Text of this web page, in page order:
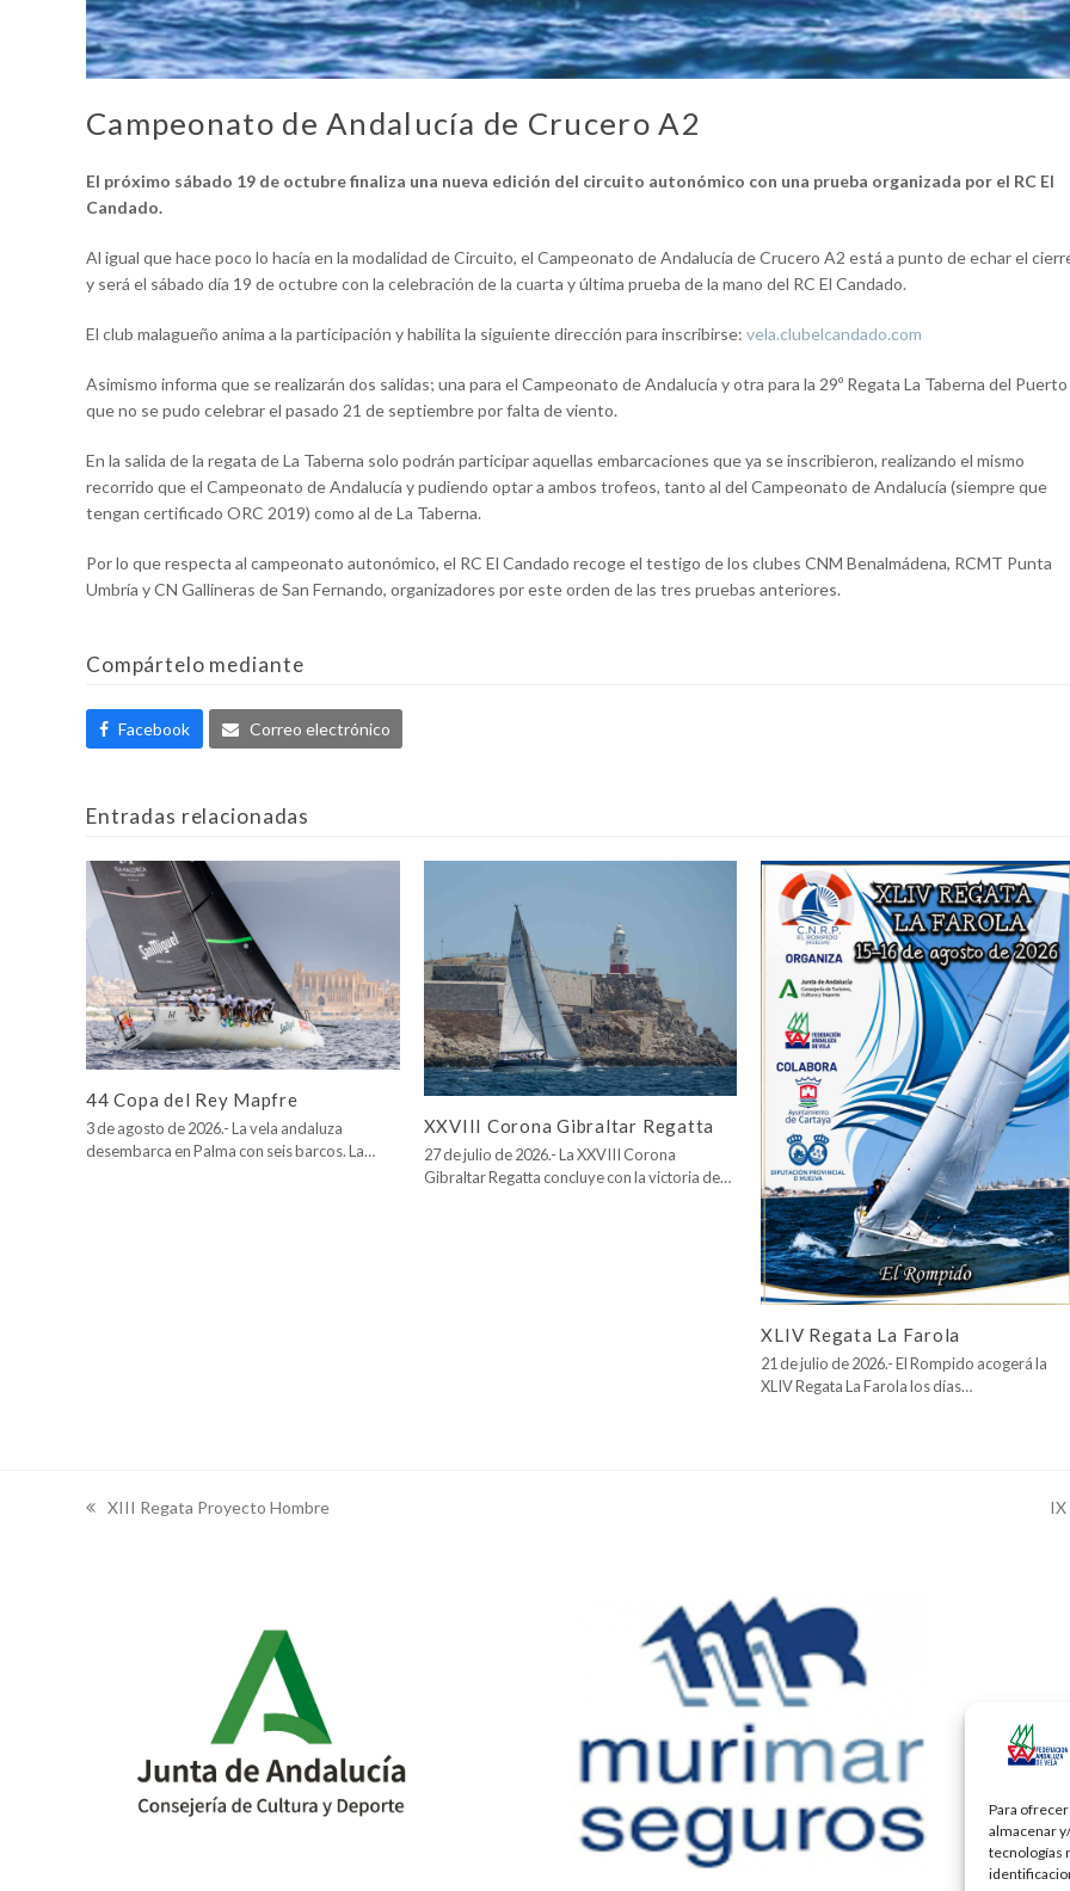
Para
almacenar
tecnologías
Campeonato de Andalucía de Crucero A2
El próximo sábado 19 de octubre finaliza una nueva edición del circuito autonómico con una prueba organizada por el RC El
Candado.
Al igual que hace poco lo hacía en la modalidad de Circuito, el Campeonato de Andalucía de Crucero A2 está a punto de echar el
y será el sábado día 19 de octubre con la celebración de la cuarta y última prueba de la mano del RC El Candado.
El club malagueño anima a la participación y habilita la siguiente dirección para inscribirse: vela.clubelcandado.com
Asimismo informa que se realizarán dos salidas; una para el Campeonato de Andalucía y otra para la 29º Regata La Taberna del Puerto
que no se pudo celebrar el pasado 21 de septiembre por falta de viento.
En la salida de la regata de La Taberna solo podrán participar aquellas embarcaciones que ya se inscribieron, realizando el mismo
recorrido que el Campeonato de Andalucía y pudiendo optar a ambos trofeos, tanto al del Campeonato de Andalucía (siempre que
tengan certificado ORC 2019) como al de La Taberna.
Por lo que respecta al campeonato autonómico, el RC El Candado recoge el testigo de los clubes CNM Benalmádena, RCMT Punta
Umbría y CN Gallineras de San Fernando, organizadores por este orden de las tres pruebas anteriores.
Compártelo mediante
Facebook Correo electrónico
Entradas relacionadas
44 Copa del Rey Mapfre
3 de agosto de 2026.- La vela andaluza
desembarca en Palma con seis barcos. La…
XXVIII Corona Gibraltar Regatta
27 de julio de 2026.- La XXVIII Corona
Gibraltar Regatta concluye con la victoria de…
XLIV Regata La Farola
21 de julio de 2026.- El Rompido acogerá la
XLIV Regata La Farola los días…
previous
XIII Regata Proyecto Hombre IX